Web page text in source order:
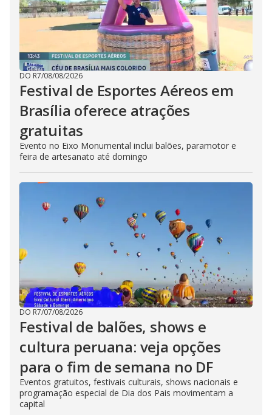
DO R7/08/08/2026
Festival de Esportes Aéreos em
Brasília oferece atrações
gratuitas
Evento no Eixo Monumental inclui balões, paramotor e
feira de artesanato até domingo
DO R7/07/08/2026
Festival de balões, shows e
cultura peruana: veja opções
para o fim de semana no DF
Eventos gratuitos, festivais culturais, shows nacionais e
programação especial de Dia dos Pais movimentam a
capital